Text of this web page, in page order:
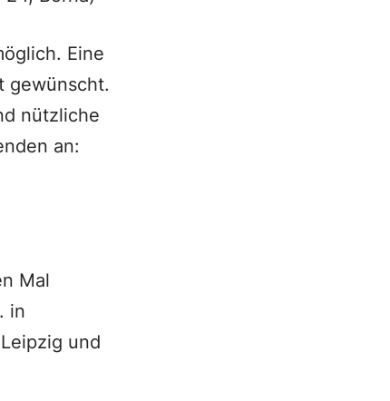
Eine
gewünscht.
nützliche
an:
Mal
in
und